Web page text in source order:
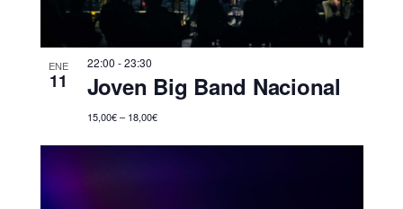
ENE
11
22:00 -23:30
Joven Big Band Nacional
15,00€ – 18,00€